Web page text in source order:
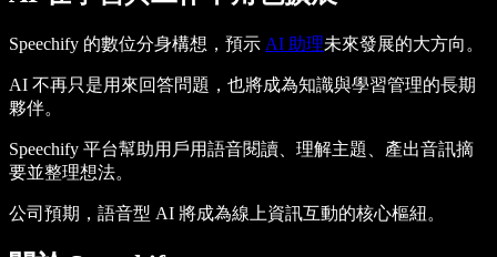
Speechify 的數位分身構想，預示 AI 助理未來發展的大方向。
AI 不再只是用來回答問題，也將成為知識與學習管理的長期
夥伴。
Speechify 平台幫助用戶用語音閱讀、理解主題、產出音訊摘
要並整理想法。
公司預期，語音型 AI 將成為線上資訊互動的核心樞紐。